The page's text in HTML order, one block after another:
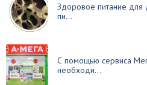
Здоровое питание для
пи...
С помощью сервиса
необходи...